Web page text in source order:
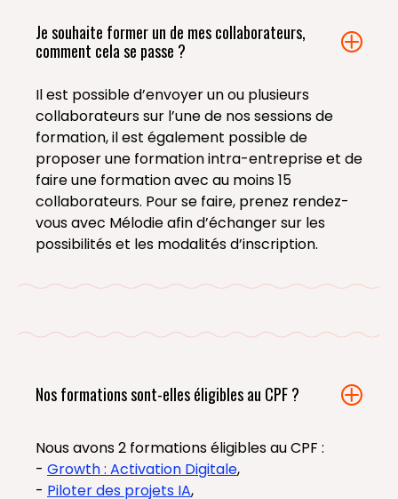
Je souhaite former un de mes collaborateurs,
comment cela se passe ?
Il est possible d’envoyer un ou plusieurs
collaborateurs sur l’une de nos sessions de
formation, il est également possible de
proposer une formation intra-entreprise et de
faire une formation avec au moins 15
collaborateurs. Pour se faire, prenez rendez-
vous avec Mélodie afin d’échanger sur les
possibilités et les modalités d’inscription.
Nos formations sont-elles éligibles au CPF ?
Nous avons 2 formations éligibles au CPF :
- Growth : Activation Digitale,
- Piloter des projets IA,